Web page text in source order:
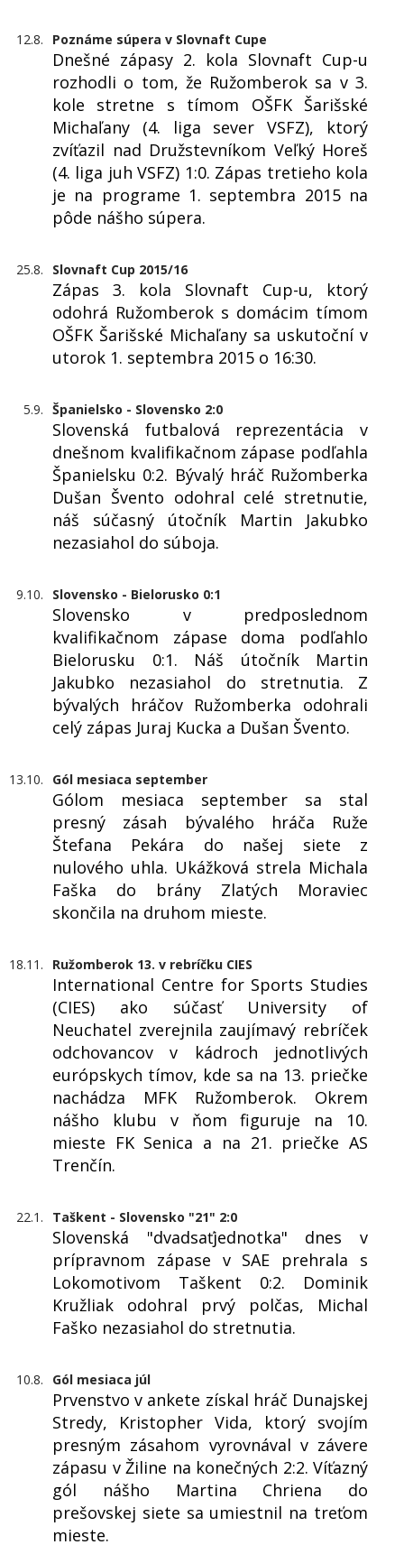
12.8. Poznáme súpera v Slovnaft Cupe
Dnešné zápasy 2. kola Slovnaft Cup-u
rozhodli o tom, že Ružomberok sa v 3.
kole stretne s tímom OŠFK Šarišské
Michaľany (4. liga sever VSFZ), ktorý
zvíťazil nad Družstevníkom Veľký Horeš
(4. liga juh VSFZ) 1:0. Zápas tretieho kola
je na programe 1. septembra 2015 na
pôde nášho súpera.
25.8. Slovnaft Cup 2015/16
Zápas 3. kola Slovnaft Cup-u, ktorý
odohrá Ružomberok s domácim tímom
OŠFK Šarišské Michaľany sa uskutoční v
utorok 1. septembra 2015 o 16:30.
5.9. Španielsko - Slovensko 2:0
Slovenská futbalová reprezentácia v
dnešnom kvalifikačnom zápase podľahla
Španielsku 0:2. Bývalý hráč Ružomberka
Dušan Švento odohral celé stretnutie,
náš súčasný útočník Martin Jakubko
nezasiahol do súboja.
9.10. Slovensko - Bielorusko 0:1
Slovensko v predposlednom
kvalifikačnom zápase doma podľahlo
Bielorusku 0:1. Náš útočník Martin
Jakubko nezasiahol do stretnutia. Z
bývalých hráčov Ružomberka odohrali
celý zápas Juraj Kucka a Dušan Švento.
13.10. Gól mesiaca september
Gólom mesiaca september sa stal
presný zásah bývalého hráča Ruže
Štefana Pekára do našej siete z
nulového uhla. Ukážková strela Michala
Faška do brány Zlatých Moraviec
skončila na druhom mieste.
18.11. Ružomberok 13. v rebríčku CIES
International Centre for Sports Studies
(CIES) ako súčasť University of
Neuchatel zverejnila zaujímavý rebríček
odchovancov v kádroch jednotlivých
európskych tímov, kde sa na 13. priečke
nachádza MFK Ružomberok. Okrem
nášho klubu v ňom figuruje na 10.
mieste FK Senica a na 21. priečke AS
Trenčín.
22.1. Taškent - Slovensko "21" 2:0
Slovenská "dvadsaťjednotka" dnes v
prípravnom zápase v SAE prehrala s
Lokomotivom Taškent 0:2. Dominik
Kružliak odohral prvý polčas, Michal
Faško nezasiahol do stretnutia.
10.8. Gól mesiaca júl
Prvenstvo v ankete získal hráč Dunajskej
Stredy, Kristopher Vida, ktorý svojím
presným zásahom vyrovnával v závere
zápasu v Žiline na konečných 2:2. Víťazný
gól nášho Martina Chriena do
prešovskej siete sa umiestnil na treťom
mieste.